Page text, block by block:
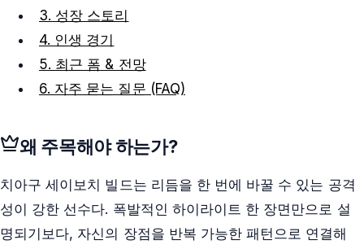
3. 성장 스토리
4. 인생 경기
5. 최근 폼 & 전망
6. 자주 묻는 질문 (FAQ)
왜 주목해야 하는가?
치아구 세이보치 빌드는 리듬을 한 번에 바꿀 수 있는 공격
성이 강한 선수다. 폭발적인 하이라이트 한 장면만으로 설
명되기보다, 자신의 장점을 반복 가능한 패턴으로 연결해